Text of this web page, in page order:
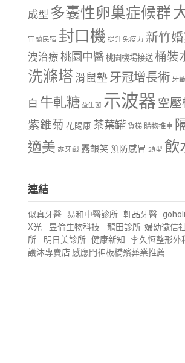
成型 多囊性卵巢症候群
宜蘭民宿 封口機 提升免疫力 新竹
洩治療 桃園中醫 桃園機場接送 桶裝
洗滌塔 滑鼠墊 牙冠增長術 牙
白 牛軋糖 益生菌 示波器 空壓
紫錐菊 花賜康 茶葉罐 貨梯 購物推車
適美 露牙齦 露齦笑預防感冒 頭型 飲
連結
似真牙醫 易和中醫診所 軒品牙醫
X光
昱倫生物科技 龍田診所 婦幼徵信
所
明日美診所 健康新知 李久恆整形外
護沐專賣店 感應門神板橋殯葬業推薦